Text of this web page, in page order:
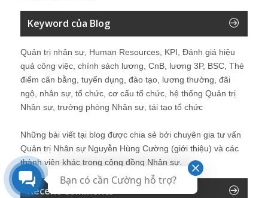
Keyword của Blog
Quản trị nhân sự, Human Resources, KPI, Đánh giá hiệu
quả công việc, chính sách lương, CnB, lương 3P, BSC, Thẻ
điểm cân bằng, tuyển dụng, đào tạo, lương thưởng, đãi
ngộ, nhân sự, tổ chức, cơ cấu tổ chức, hệ thống Quản trị
Nhân sự, trưởng phòng Nhân sự, tái tạo tổ chức
Những bài viết tại blog được chia sẻ bởi chuyên gia tư vấn
Quản trị Nhân sự Nguyễn Hùng Cường (giới thiệu) và các
thành viên khác trong cộng đồng Nhân sự.
Recent Comments
Bạn có cần Cường hỗ trợ?